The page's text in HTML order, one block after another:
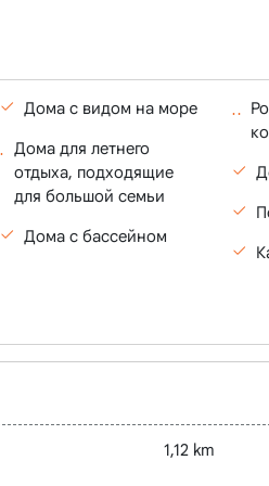
Дома с видом на море
Дома для летнего
отдыха, подходящие
для большой семьи
Дома с бассейном
1,12 km